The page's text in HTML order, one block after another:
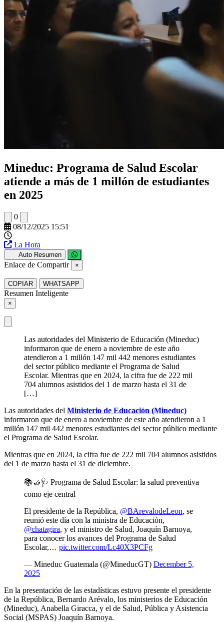
Mineduc: Programa de Salud Escolar
atiende a más de 1 millón de estudiantes
en 2025
0
08/12/2025 15:51
La Hora
Auto Resumen
Enlace de Compartir ×
COPIAR WHATSAPP
Resumen Inteligente
×
Las autoridades del Ministerio de Educación (Mineduc)
informaron que de enero a noviembre de este año
atendieron a 1 millón 147 mil 442 menores estudiantes
del sector público mediante el Programa de Salud
Escolar. Mientras que en 2024, la cifra fue de 222 mil
704 alumnos asistidos del 1 de marzo hasta el 31 de
[…]
Las autoridades del Ministerio de Educación (Mineduc)
informaron que de enero a noviembre de este año atendieron a 1
millón 147 mil 442 menores estudiantes del sector público mediante
el Programa de Salud Escolar.
Mientras que en 2024, la cifra fue de 222 mil 704 alumnos asistidos
del 1 de marzo hasta el 31 de diciembre.
📚🤝🩺 Programa de Salud Escolar: la salud preventiva
como eje central
El presidente de la República, @BArevalodeLeon, se
reunió este día con la ministra de Educación,
@chatagira, y el ministro de Salud, Joaquín Barnoya,
para conocer los avances del Programa de Salud
Escolar,… pic.twitter.com/Lc40X3PCFg
— Mineduc Guatemala (@MineducGT) December 5,
2025
En la presentación de las estadísticas estuvo presente el presidente
de la República, Bernardo Arévalo, los ministerios de Educación
(Mineduc), Anabella Giracca, y el de Salud, Pública y Asistencia
Social (MSPAS) Joaquín Barnoya.